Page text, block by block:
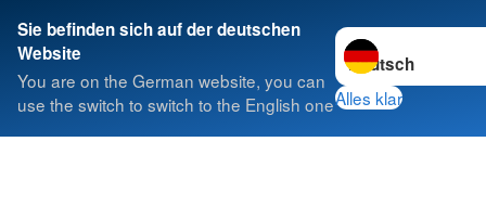
Sie befinden sich auf der deutschen
Website
You are on the German website, you can
use the switch to switch to the English one
Sprache wechseln
Alles klar